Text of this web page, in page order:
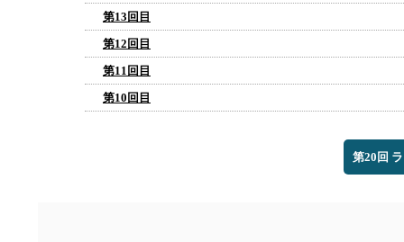
第13回目
第12回目
第11回目
第10回目
第20回